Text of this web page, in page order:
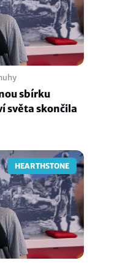
sbírku
světa skončila
HEARTHSTONE